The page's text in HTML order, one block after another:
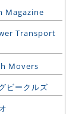
Magazine
Transport
Movers
ビークルズ